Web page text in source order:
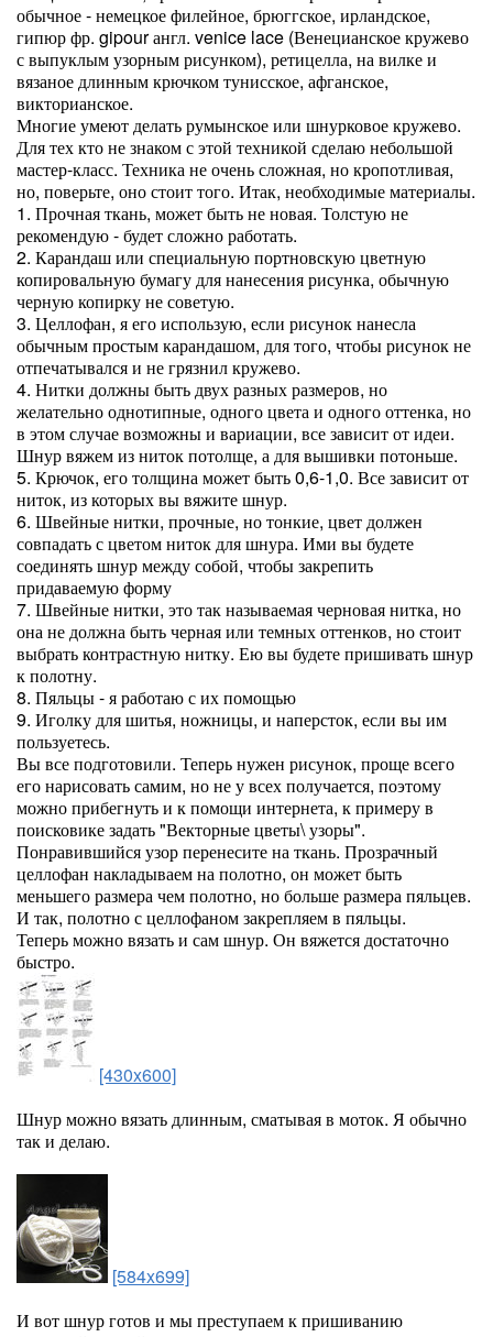
обычное - немецкое филейное, брюггское, ирландское,
гипюр фр. gipour англ. venice lace (Венецианское кружево
с выпуклым узорным рисунком), ретицелла, на вилке и
вязаное длинным крючком тунисское, афганское,
викторианское.
Многие умеют делать румынское или шнурковое кружево.
Для тех кто не знаком с этой техникой сделаю небольшой
мастер-класс. Техника не очень сложная, но кропотливая,
но, поверьте, оно стоит того. Итак, необходимые материалы.
1. Прочная ткань, может быть не новая. Толстую не
рекомендую - будет сложно работать.
2. Карандаш или специальную портновскую цветную
копировальную бумагу для нанесения рисунка, обычную
черную копирку не советую.
3. Целлофан, я его использую, если рисунок нанесла
обычным простым карандашом, для того, чтобы рисунок не
отпечатывался и не грязнил кружево.
4. Нитки должны быть двух разных размеров, но
желательно однотипные, одного цвета и одного оттенка, но
в этом случае возможны и вариации, все зависит от идеи.
Шнур вяжем из ниток потолще, а для вышивки потоньше.
5. Крючок, его толщина может быть 0,6-1,0. Все зависит от
ниток, из которых вы вяжите шнур.
6. Швейные нитки, прочные, но тонкие, цвет должен
совпадать с цветом ниток для шнура. Ими вы будете
соединять шнур между собой, чтобы закрепить
придаваемую форму
7. Швейные нитки, это так называемая черновая нитка, но
она не должна быть черная или темных оттенков, но стоит
выбрать контрастную нитку. Ею вы будете пришивать шнур
к полотну.
8. Пяльцы - я работаю с их помощью
9. Иголку для шитья, ножницы, и наперсток, если вы им
пользуетесь.
Вы все подготовили. Теперь нужен рисунок, проще всего
его нарисовать самим, но не у всех получается, поэтому
можно прибегнуть и к помощи интернета, к примеру в
поисковике задать "Векторные цветы\ узоры".
Понравившийся узор перенесите на ткань. Прозрачный
целлофан накладываем на полотно, он может быть
меньшего размера чем полотно, но больше размера пяльцев.
И так, полотно с целлофаном закрепляем в пяльцы.
Теперь можно вязать и сам шнур. Он вяжется достаточно
быстро.
[430x600]
Шнур можно вязать длинным, сматывая в моток. Я обычно
так и делаю.
[584x699]
И вот шнур готов и мы преступаем к пришиванию